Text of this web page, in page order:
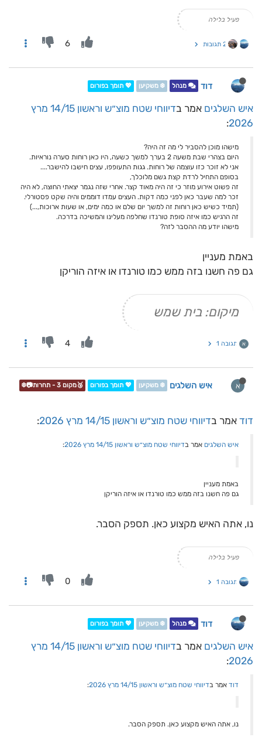
פעיל בלילה
2 תגובות 6
דוד מנהל ❄️ משקיען 💖 תומך בפורום
איש השלגים אמר ב
דיווחי שטח מוצ״ש וראשון 14/15 מרץ
2026
:
מישהו מוכן להסביר לי מה זה היה?
היום בצהרי שבת משעה 2 בערך למשך כשעה, היו כאן רוחות סערה נוראיות.
אני לא זוכר כזו עוצמה של רוחות. גגות התעופפו, עצים חישבו להישבר....
בסופם התחיל לרדת קצת גשם מלוכלך,
זה פשוט אירוע מוזר כי זה היה מאוד קצר. אחרי שזה נגמר יצאתי החוצה, לא היה
זכר למה שעבר כאן לפני כמה דקות. העצים עמדו דוממים והיה שקט פסטורלי.
(תמיד כשיש כאן רוחות זה למשך יום שלם או כמה ימים, או שעות ארוכות,...)
זה הרגיש כמו איזה סופת טורנדו שחלפה מעלינו והמשיכה בדרכה.
מישהו יודע מה ההסבר לזה?
באמת מעניין
גם פה חשנו בזה ממש כמו טורנדו או איזה הוריקן
מיקום: בית שמש
א תגובה 1 4
א איש השלגים ❄️ משקיען 💖 תומך בפורום 🥉מקום 3 - תחרות📷❄️
דוד אמר בדיווחי שטח מוצ״ש וראשון 14/15 מרץ 2026 :
איש השלגים אמר בדיווחי שטח מוצ״ש וראשון 14/15 מרץ 2026 :
באמת מעניין
גם פה חשנו בזה ממש כמו טורנדו או איזה הוריקן
נו, אתה האיש מקצוע כאן. תספק הסבר.
פעיל בלילה
תגובה 1 0
דוד מנהל ❄️ משקיען 💖 תומך בפורום
איש השלגים אמר ב
דיווחי שטח מוצ״ש וראשון 14/15 מרץ
2026
:
דוד אמר בדיווחי שטח מוצ״ש וראשון 14/15 מרץ 2026 :
נו, אתה האיש מקצוע כאן. תספק הסבר.